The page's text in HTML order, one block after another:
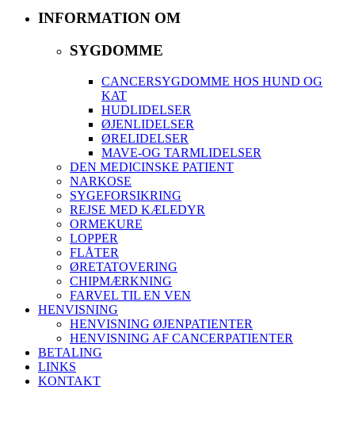
INFORMATION OM
SYGDOMME
CANCERSYGDOMME HOS HUND OG
KAT
HUDLIDELSER
ØJENLIDELSER
ØRELIDELSER
MAVE-OG TARMLIDELSER
DEN MEDICINSKE PATIENT
NARKOSE
SYGEFORSIKRING
REJSE MED KÆLEDYR
ORMEKURE
LOPPER
FLÅTER
ØRETATOVERING
CHIPMÆRKNING
FARVEL TIL EN VEN
HENVISNING
HENVISNING ØJENPATIENTER
HENVISNING AF CANCERPATIENTER
BETALING
LINKS
KONTAKT